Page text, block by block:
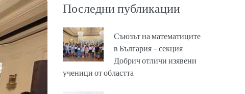
Последни публикации
Съюзът на математиците
в България – секция
Добрич отличи изявени
ученици от областта